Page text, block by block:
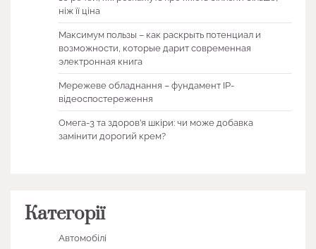
ніж її ціна
Максимум пользы – как раскрыть потенциал и
возможности, которые дарит современная
электронная книга
Мережеве обладнання – фундамент IP-
відеоспостереження
Омега-3 та здоров’я шкіри: чи може добавка
замінити дорогий крем?
Категорії
Автомобілі